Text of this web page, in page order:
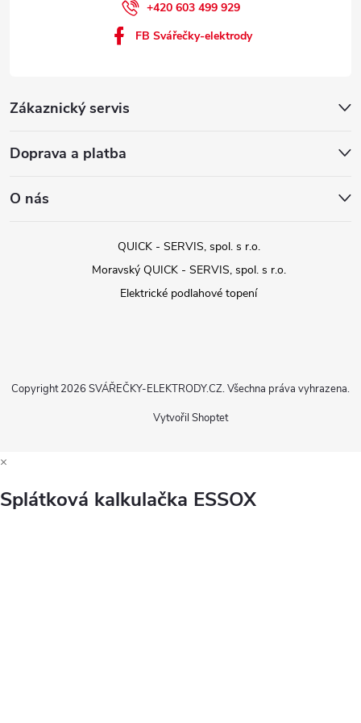
Zákaznický servis
Doprava a platba
O nás
+420 603 499 929
FB Svářečky-elektrody
QUICK - SERVIS, spol. s r.o.
Moravský QUICK - SERVIS, spol. s r.o.
Elektrické podlahové topení
Vytvořil Shoptet
Copyright 2026 SVÁŘEČKY-ELEKTRODY.CZ. Všechna práva vyhrazena.
×
Splátková kalkulačka ESSOX